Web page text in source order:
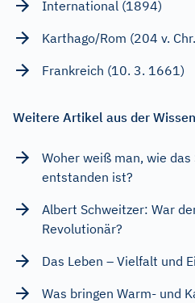
International (1894)
Karthago/Rom (204 v.
Frankreich (10. 3. 1661)
Weitere Artikel aus der
Woher weiß man, wie das
entstanden ist?
Albert Schweitzer: War
Revolutionär?
Das Leben – Vielfalt und
Was bringen Warm- und